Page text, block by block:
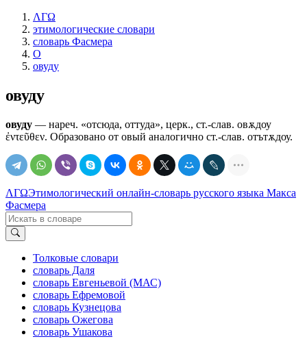
ΛΓΩ
этимологические словари
словарь Фасмера
О
овуду
овуду
овуду — нареч. «отсюда, оттуда», церк., ст.-слав. овѫдоу
ἐντεῦθεν. Образовано от овый аналогично ст.-слав. отътѫдоу.
ΛΓΩЭтимологический онлайн-словарь русского языка Макса
Фасмера
Толковые словари
словарь Даля
словарь Евгеньевой (МАС)
словарь Ефремовой
словарь Кузнецова
словарь Ожегова
словарь Ушакова